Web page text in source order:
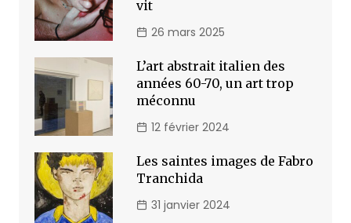
vit
26 mars 2025
L’art abstrait italien des
années 60-70, un art trop
méconnu
12 février 2024
Les saintes images de Fabro
Tranchida
31 janvier 2024